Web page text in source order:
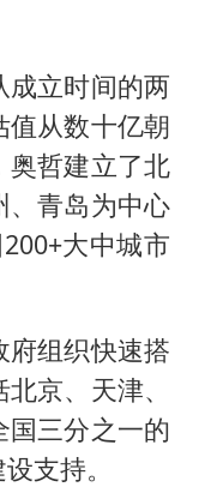
成立时间的两
值从数十亿朝
奥哲建立了北
、青岛为中心
大中城市
组织快速搭
京、天津、
三分之一的
支持。